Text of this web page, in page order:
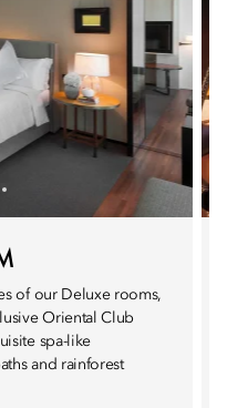
of our Deluxe rooms,
Oriental Club
spa-like
and rainforest